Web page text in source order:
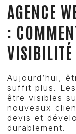
AGENCE
:
VISIBILITÉ
Aujourd’hui,
suffit plus.
être visibles
nouveaux
devis et
durablement.